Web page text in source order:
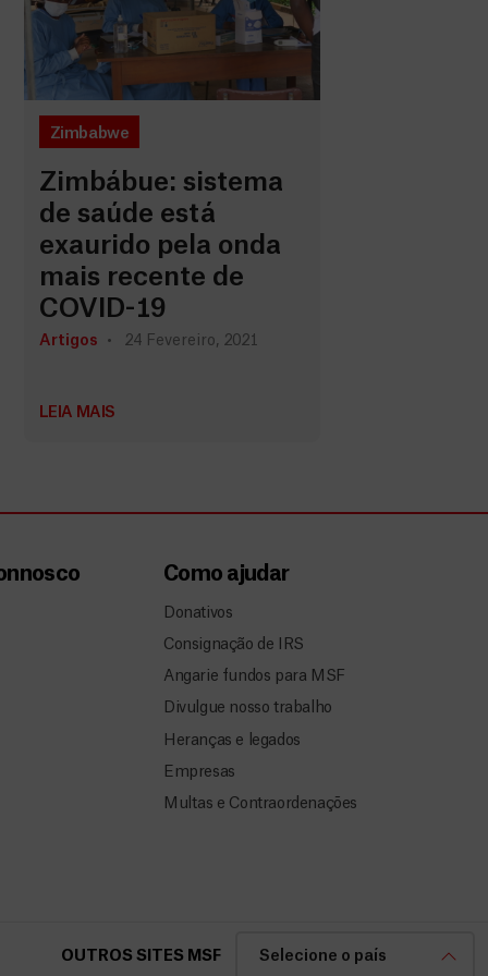
Zimbabwe
Zimbábue: sistema
de saúde está
exaurido pela onda
mais recente de
COVID-19
Artigos 24 Fevereiro, 2021
LEIA MAIS
Como ajudar
Donativos
Consignação de IRS
Angarie fundos para MSF
Divulgue nosso trabalho
Heranças e legados
Empresas
Multas e Contraordenações
OUTROS SITES MSF Selecione o país